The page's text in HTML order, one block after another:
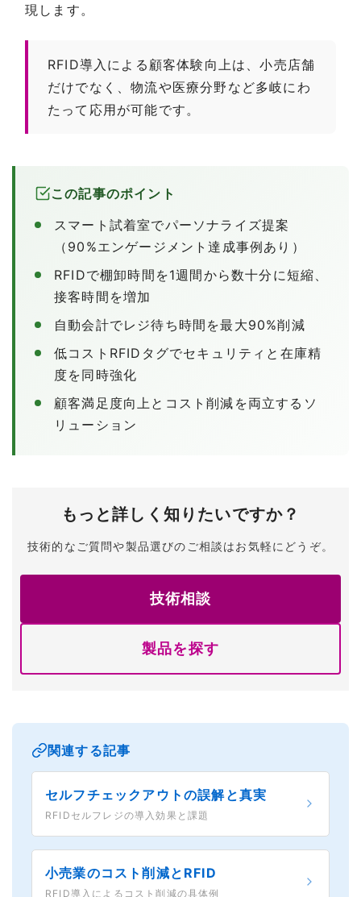
現します。
RFID導入による顧客体験向上は、小売店舗
だけでなく、物流や医療分野など多岐にわ
たって応用が可能です。
この記事のポイント
スマート試着室でパーソナライズ提案
（90%エンゲージメント達成事例あり）
RFIDで棚卸時間を1週間から数十分に短縮、
接客時間を増加
自動会計でレジ待ち時間を最大90%削減
低コストRFIDタグでセキュリティと在庫精
度を同時強化
顧客満足度向上とコスト削減を両立するソ
リューション
もっと詳しく知りたいですか？
技術的なご質問や製品選びのご相談はお気軽にどうぞ。
技術相談
製品を探す
関連する記事
セルフチェックアウトの誤解と真実
RFIDセルフレジの導入効果と課題
小売業のコスト削減とRFID
RFID導入によるコスト削減の具体例